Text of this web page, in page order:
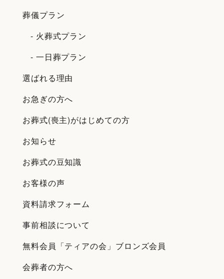
葬儀プラン
- 火葬式プラン
- 一日葬プラン
選ばれる理由
お急ぎの方へ
お葬式(喪主)がはじめての方
お知らせ
お葬式の豆知識
お客様の声
資料請求フォーム
事前相談について
無料会員「ティアの会」ブロンズ会員
会葬者の方へ